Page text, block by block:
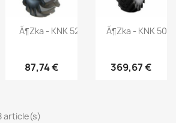
26 162A6
Ã¶zka - KNK 52 - 7.00-12 83A6
87,74 €
Ã¶zka - KNK 50 -
369,67 €
article(s)